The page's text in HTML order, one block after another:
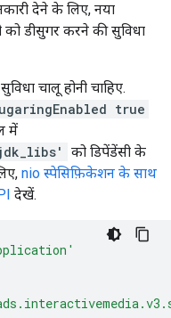
देने के लिए, नया
को डीसुगर करने की सुविधा
चालू होनी चाहिए.
true
में
को डिपेंडेंसी के
nio स्पेसिफ़िकेशन के साथ
देखें.